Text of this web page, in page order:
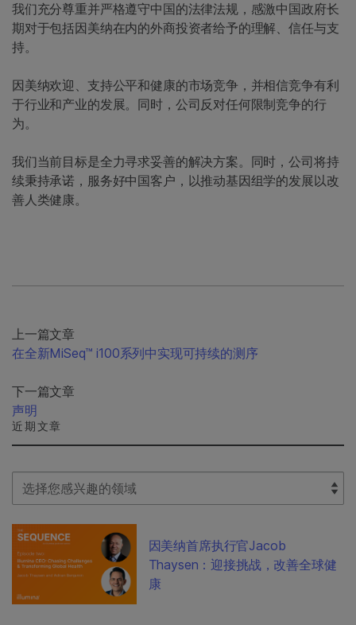
我们充分尊重并严格遵守中国的法律法规，感激中国政府长
期对于包括因美纳在内的外商投资者给予的理解、信任与支
持。
因美纳欢迎、支持公平和健康的市场竞争，并相信竞争有利
于行业和产业的发展。同时，公司反对任何限制竞争的行
为。
我们当前目标是全力寻求妥善的解决方案。同时，公司将持
续秉持承诺，服务好中国客户，以推动基因组学的发展以改
善人类健康。
上一篇文章
在全新MiSeq™ i100系列中实现可持续的测序
下一篇文章
声明
近期文章
Select Filter
因美纳首席执行官Jacob
Thaysen：迎接挑战，改善全球健
康